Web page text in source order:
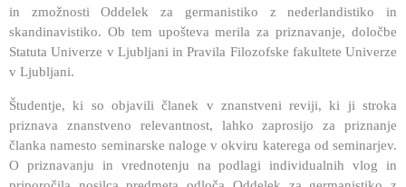
in zmožnosti Oddelek za germanistiko z nederlandistiko in
skandinavistiko. Ob tem upošteva merila za priznavanje, določbe
Statuta Univerze v Ljubljani in Pravila Filozofske fakultete Univerze
v Ljubljani.
Študentje, ki so objavili članek v znanstveni reviji, ki ji stroka
priznava znanstveno relevantnost, lahko zaprosijo za priznanje
članka namesto seminarske naloge v okviru katerega od seminarjev.
O priznavanju in vrednotenju na podlagi individualnih vlog in